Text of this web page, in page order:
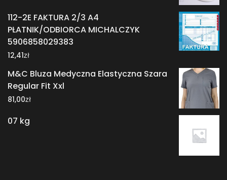
112-2E FAKTURA 2/3 A4
PŁATNIK/ODBIORCA MICHALCZYK
5906858029383
12,41zł
M&C Bluza Medyczna Elastyczna Szara
Regular Fit Xxl
81,00zł
07 kg